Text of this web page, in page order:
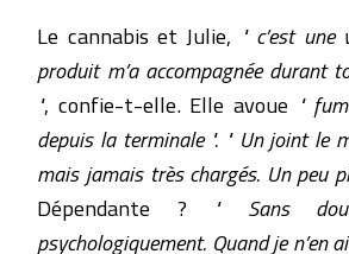
Le cannabis et Julie, " c’est une
produit m’a accompagnée durant
", confie-t-elle. Elle avoue "
depuis la terminale ". " Un joint le
mais jamais très chargés. Un peu
Dépendante ?
" Sans
psychologiquement. Quand je n’en